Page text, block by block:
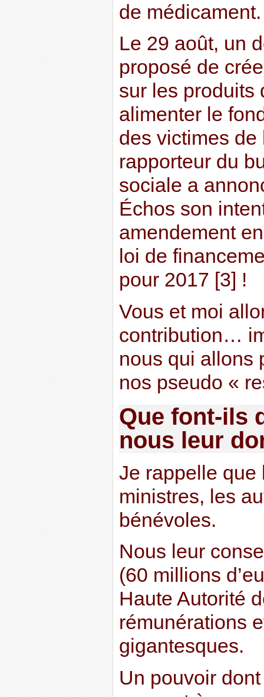
de médicament.
Le 29 août, un
proposé de
sur les produits
alimenter le
des victimes
rapporteur du
sociale a
Échos son
amendement
loi de
pour 2017 [3] !
Vous et moi
contribution…
nous qui allons
nos pseudo «
Que font-ils
nous leur
Je rappelle que
ministres, les
bénévoles.
Nous leur
(60 millions
Haute Autorité
rémunérations
gigantesques.
Un pouvoir